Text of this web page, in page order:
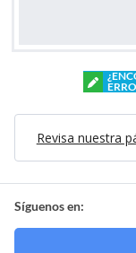
Revisa nuestra
Síguenos en: